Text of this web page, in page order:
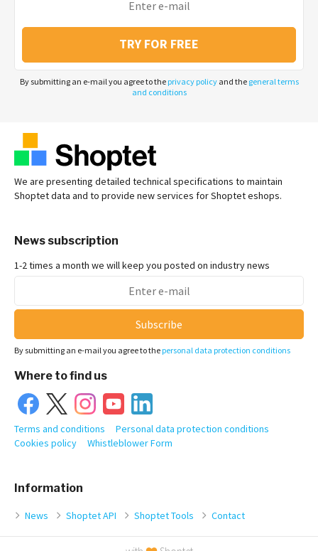
TRY FOR FREE
By submitting an e-mail you agree to the privacy policyand the general terms
and conditions
We are presenting detailed technical specifications to maintain
Shoptet data and to provide new services for Shoptet eshops.
Information
News Shoptet API Shoptet Tools Contact
News subscription
1-2 times a month we will keep you posted on industry news
Subscribe
By submitting an e-mail you agree to the personal data protection conditions
Where to find us
Terms and conditions
Personal data protection conditions
Cookies policy
Whistleblower Form